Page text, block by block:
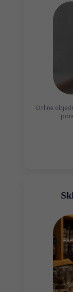
Online